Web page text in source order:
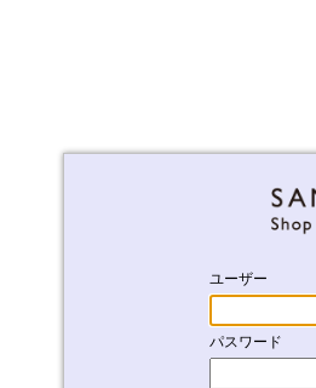
ユーザー
パスワード